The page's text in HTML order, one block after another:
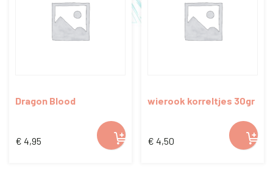
Dragon Blood
€ 4,95
wierook korreltjes 30gr
€ 4,50